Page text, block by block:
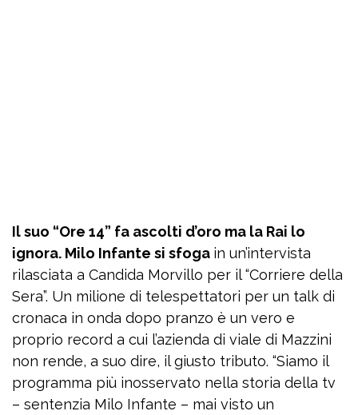
Il suo “Ore 14” fa ascolti d’oro ma la Rai lo
ignora. Milo Infante si sfoga in un’intervista
rilasciata a Candida Morvillo per il “Corriere della
Sera”. Un milione di telespettatori per un talk di
cronaca in onda dopo pranzo è un vero e
proprio record a cui l’azienda di viale di Mazzini
non rende, a suo dire, il giusto tributo. “Siamo il
programma più inosservato nella storia della tv
– sentenzia Milo Infante – mai visto un